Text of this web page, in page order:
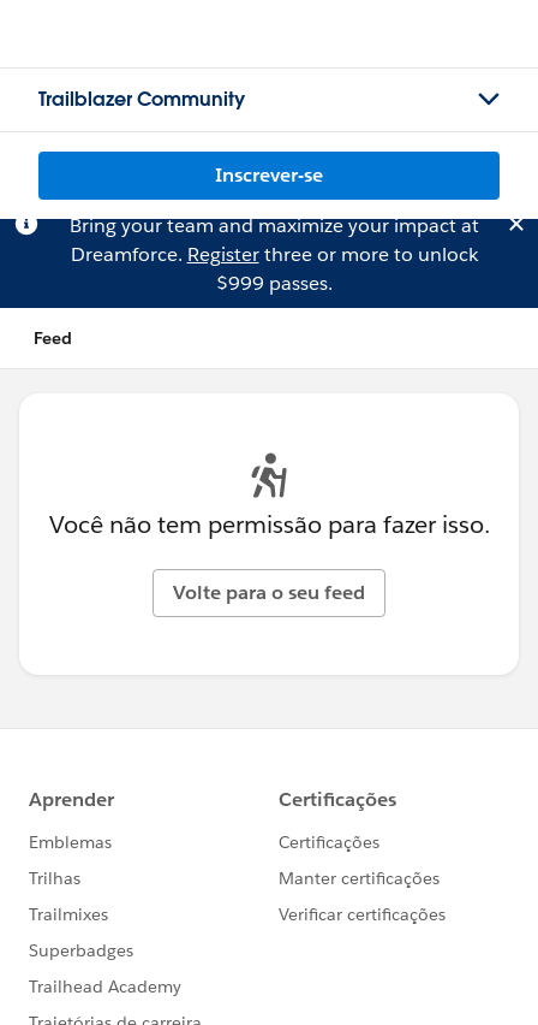
Trailblazer Community
Inscrever-se
Bring your team and maximize your impact at
Dreamforce. Registerthree or more to unlock
$999 passes.
Feed
Você não tem permissão para fazer isso.
Volte para o seu feed